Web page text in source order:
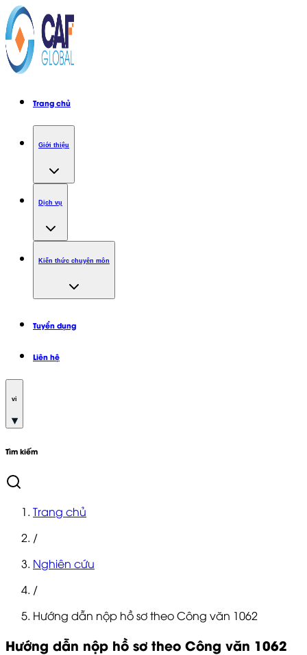
Trang chủ
Giới thiệu
Dịch vụ
Kiến thức chuyên môn
Tuyển dụng
Liên hệ
vi
Tìm kiếm
Trang chủ
/
Nghiên cứu
/
Hướng dẫn nộp hồ sơ theo Công văn 1062
Hướng dẫn nộp hồ sơ theo Công văn 1062